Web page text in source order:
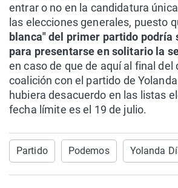
entrar o no en la candidatura
las elecciones generales, puesto
blanca" del primer partido podría
para presentarse en solitario la
en caso de que de aquí al final del
coalición con el partido de
hubiera desacuerdo en las listas
fecha límite es el 19 de julio.
Partido Podemos Yolanda